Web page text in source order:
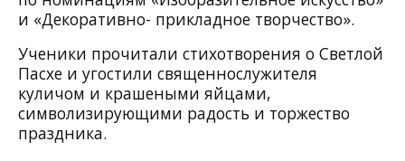
и «Декоративно- прикладное творчество».
Ученики прочитали стихотворения о Светлой
Пасхе и угостили священнослужителя
куличом и крашеными яйцами,
символизирующими радость и торжество
праздника.